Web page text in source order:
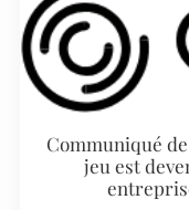
Communiqué
jeu est